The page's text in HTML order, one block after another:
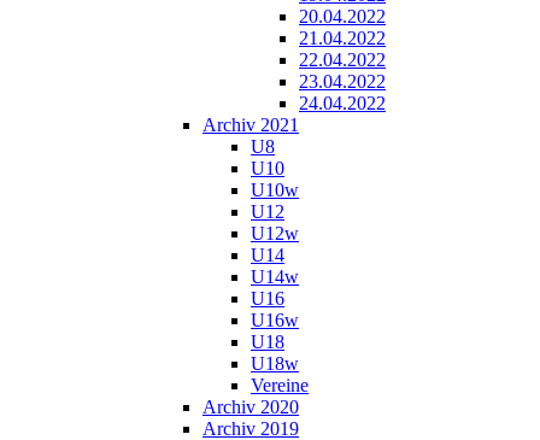
20.04.2022
21.04.2022
22.04.2022
23.04.2022
24.04.2022
Archiv 2021
U8
U10
U10w
U12
U12w
U14
U14w
U16
U16w
U18
U18w
Vereine
Archiv 2020
Archiv 2019